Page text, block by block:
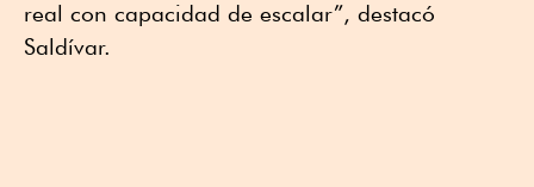
real con capacidad de escalar”, destacó
Saldívar.